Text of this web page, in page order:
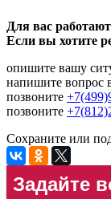
Для вас
Если вы хотите
опишите вашу
напишите вопрос
позвоните
позвоните
Сохраните или